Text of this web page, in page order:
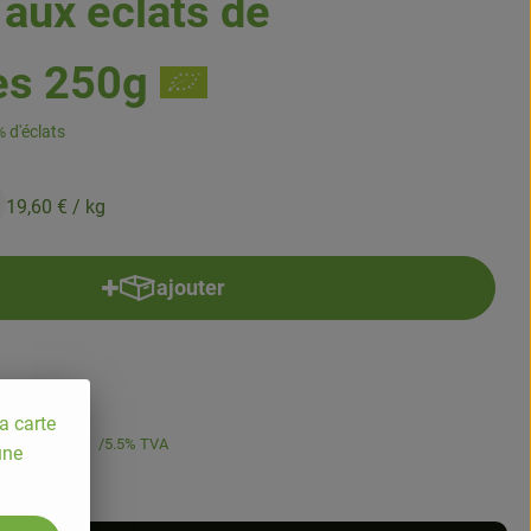
éclats de
250g
d'éclats
19,60 € / kg
ajouter
Ajouter le produit au panier
5.5% TVA
carte